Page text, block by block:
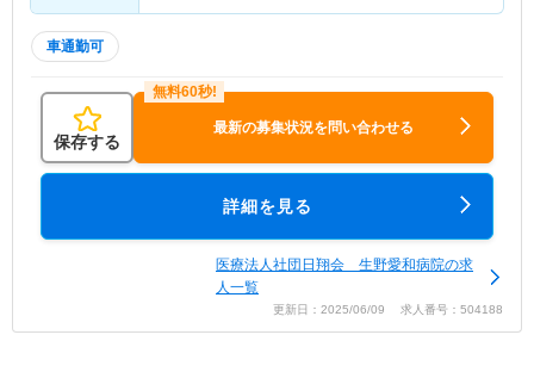
車通勤可
保存する
最新の募集状況を問い合わせる
詳細を見る
医療法人社団日翔会 生野愛和病院の求
人一覧
更新日：2025/06/09 求人番号：504188